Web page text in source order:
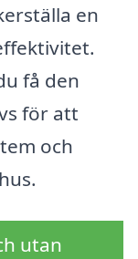
en
få den
för att
och
utan